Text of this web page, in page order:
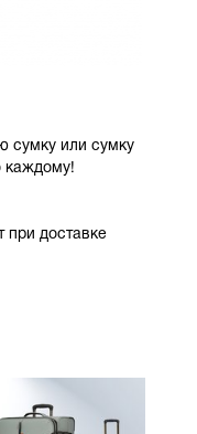
сумкуили сумку
каждому!
при доставке